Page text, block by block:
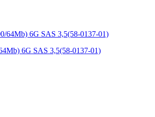
6G SAS 3,5(58-0137-01)